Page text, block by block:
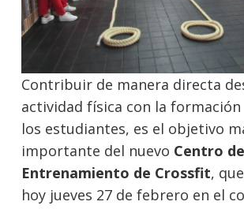
Contribuir de manera directa
actividad física con la
los estudiantes, es el objetivo
importante del nuevo Centro de
Entrenamiento de Crossfit,
hoy jueves 27 de febrero en el